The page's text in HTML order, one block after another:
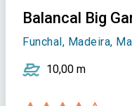
Balancal Big
Funchal, Madeira,
10,00 m